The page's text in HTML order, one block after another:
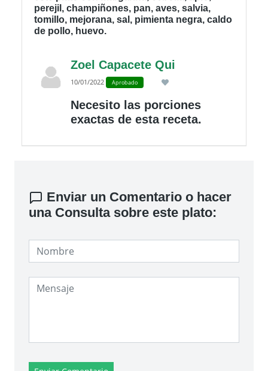
Últimos Comentarios
Veces consultado: veces. Última consulta:
Gayle Wagner 4759. Los usuarios también
buscaron las palabras: Saludable, tiempo,
minutos, fotos, videos, thermomix, como se
hace, rápido. Últimas consultas, preguntas,
este plato con margarina, cebolla, apio,
Zoel Capacete Qui
Necesito las porciones
Enviar un Comentario o hacer
una Consulta sobre este plato: